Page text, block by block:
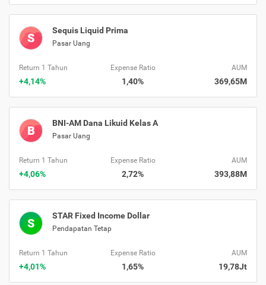
S
Sequis Liquid Prima
Pasar Uang
Return 1 Tahun
+4,14%
Expense Ratio
1,40%
AUM
369,65M
B
BNI-AM Dana Likuid Kelas A
Pasar Uang
Return 1 Tahun
+4,06%
Expense Ratio
2,72%
AUM
393,88M
S
STAR Fixed Income Dollar
Pendapatan Tetap
Return 1 Tahun
+4,01%
Expense Ratio
1,65%
AUM
19,78Jt